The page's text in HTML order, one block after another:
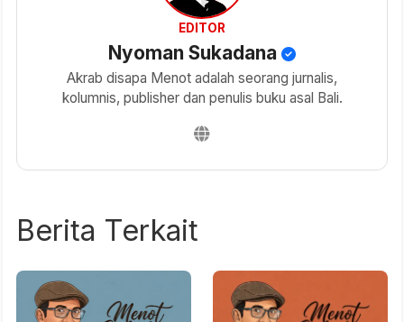
EDITOR
Nyoman Sukadana
Akrab disapa Menot adalah seorang jurnalis,
kolumnis, publisher dan penulis buku asal Bali.
Berita Terkait